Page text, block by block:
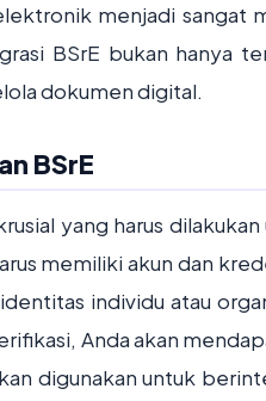
menjadi sangat
BSrE bukan hanya
dokumen digital.
BSrE
yang harus dilakukan
memiliki akun dan
individu atau
Anda akan
digunakan untuk